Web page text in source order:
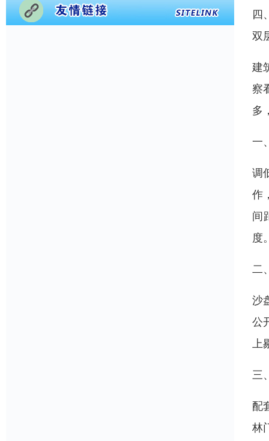
四
双
建
察
多
一
调
作
间
度
二
沙
公
上
三
配
林